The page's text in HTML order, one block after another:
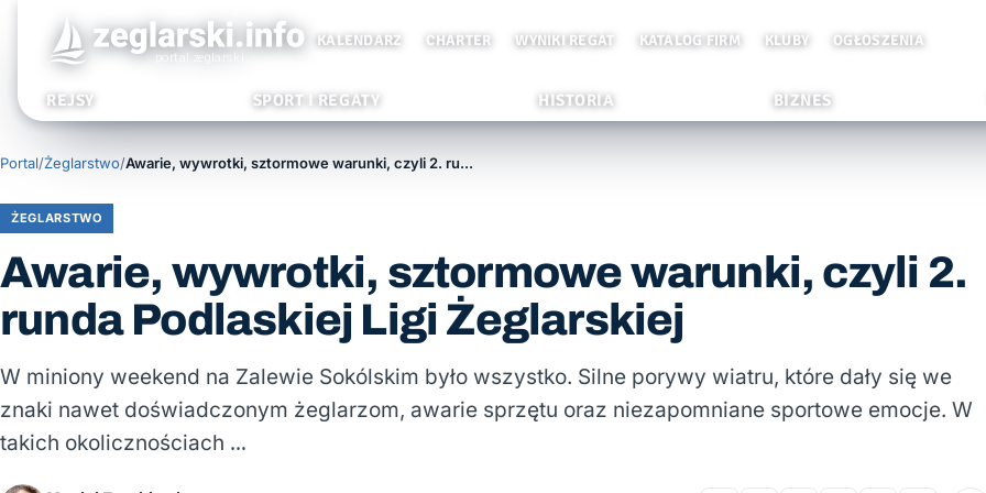
KALENDARZ CHARTER WYNIKI REGAT KATALOG FIRM KLUBY OGŁOSZENIA
REJSY SPORT I REGATY HISTORIA BIZNES
Portal/Żeglarstwo/ Awarie, wywrotki, sztormowe warunki, czyli 2. runda Podlaskiej Ligi Żeglarskiej
ŻEGLARSTWO
Awarie, wywrotki, sztormowe warunki, czyli 2.
runda Podlaskiej Ligi Żeglarskiej
W miniony weekend na Zalewie Sokólskim było wszystko. Silne porywy wiatru, które dały się we
znaki nawet doświadczonym żeglarzom, awarie sprzętu oraz niezapomniane sportowe emocje. W
takich okolicznościach …